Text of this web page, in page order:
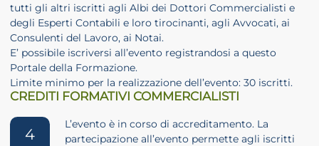
tutti gli altri iscritti agli Albi dei Dottori Commercialisti e
degli Esperti Contabili e loro tirocinanti, agli Avvocati, ai
Consulenti del Lavoro, ai Notai.
E’ possibile iscriversi all’evento registrandosi a questo
Portale della Formazione.
Limite minimo per la realizzazione dell’evento: 30 iscritti.
CREDITI FORMATIVI COMMERCIALISTI
4
L’evento è in corso di accreditamento. La
partecipazione all’evento permette agli iscritti